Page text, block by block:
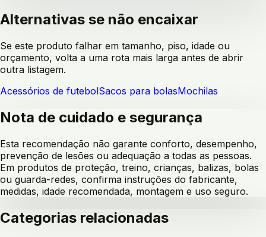
Alternativas se não encaixar
Se este produto falhar em tamanho, piso, idade ou
orçamento, volta a uma rota mais larga antes de abrir
outra listagem.
Acessórios de futebolSacos para bolasMochilas
Nota de cuidado e segurança
Esta recomendação não garante conforto, desempenho,
prevenção de lesões ou adequação a todas as pessoas.
Em produtos de proteção, treino, crianças, balizas, bolas
ou guarda-redes, confirma instruções do fabricante,
medidas, idade recomendada, montagem e uso seguro.
Categorias relacionadas